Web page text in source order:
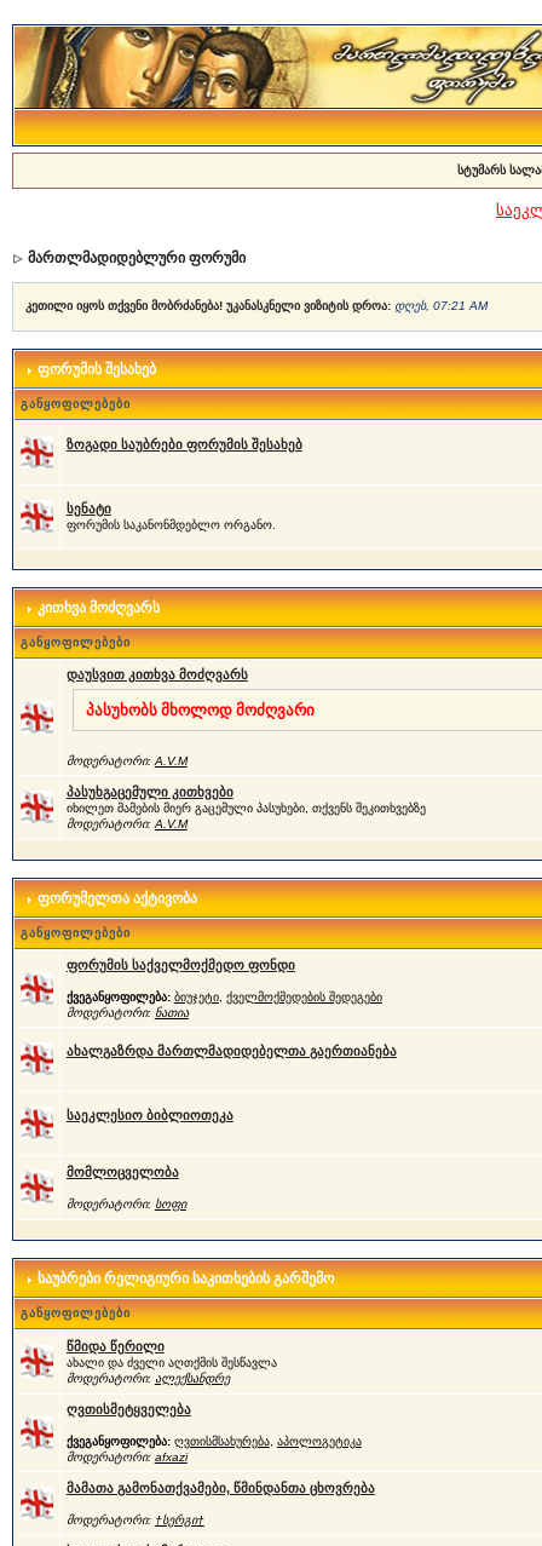
სტუმარს
მართლმადიდებლური ფორუმი
კეთილი იყოს თქვენი მობრძანება! უკანასკნელი ვიზიტის დროა: დღეს, 07:21 AM
ფორუმის შესახებ
განყოფილებები
ზოგადი საუბრები ფორუმის შესახებ
სენატი
ფორუმის საკანონმდებლო ორგანო.
კითხვა მოძღვარს
განყოფილებები
დაუსვით კითხვა მოძღვარს
პასუხობს მხოლოდ მოძღვარი
მოდერატორი: A.V.M
პასუხგაცემული კითხვები
იხილეთ მამების მიერ გაცემული პასუხები, თქვენს შეკითხვებზე
მოდერატორი: A.V.M
ფორუმელთა აქტივობა
განყოფილებები
ფორუმის საქველმოქმედო ფონდი
ქვეგანყოფილება: ბიუჯეტი, ქველმოქმედების შედეგები
მოდერატორი: ნათია
ახალგაზრდა მართლმადიდებელთა გაერთიანება
საეკლესიო ბიბლიოთეკა
მომლოცველობა
მოდერატორი: სოფი
საუბრები რელიგიური საკითხების გარშემო
განყოფილებები
წმიდა წერილი
ახალი და ძველი აღთქმის შესწავლა
მოდერატორი: ალექსანდრე
ღვთისმეტყველება
ქვეგანყოფილება: ღვთისმსახურება, აპოლოგეტიკა
მოდერატორი: afxazi
მამათა გამონათქვამები, წმინდანთა ცხოვრება
მოდერატორი: †სერგი†